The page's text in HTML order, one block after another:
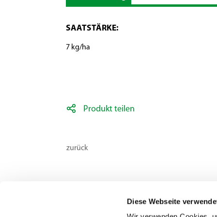
Diese Webseite
SAATSTÄRKE:
7 kg/ha
Produkt teilen
zurück